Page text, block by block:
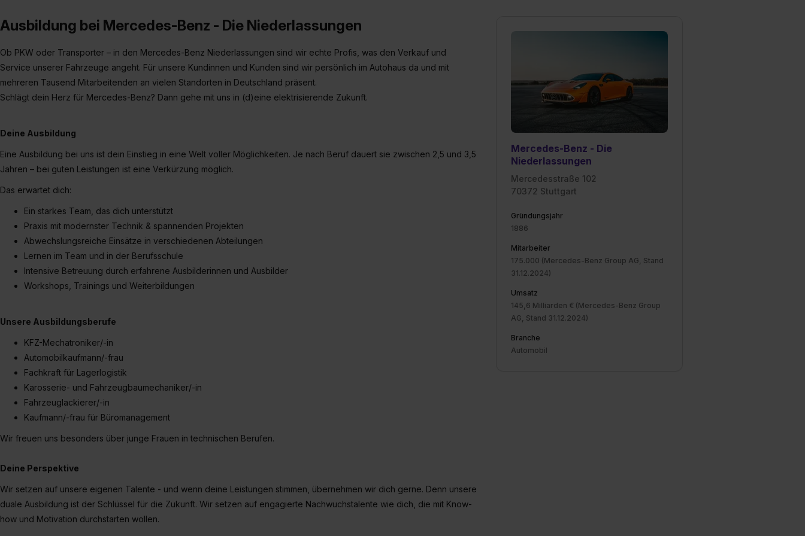
Mercedes-Benz - Die
Niederlassungen
Mercedesstraße 102
70372 Stuttgart
Gründungsjahr
1886
Mitarbeiter
175.000 (Mercedes-Benz Group AG, Stand
31.12.2024)
Umsatz
145,6 Milliarden € (Mercedes-Benz Group
AG, Stand 31.12.2024)
Branche
Automobil
Ausbildung bei Mercedes-Benz - Die Niederlassungen
Ob PKW oder Transporter – in den Mercedes-Benz Niederlassungen sind wir echte Profis, was den Verkauf und
Service unserer Fahrzeuge angeht. Für unsere Kundinnen und Kunden sind wir persönlich im Autohaus da und mit
mehreren Tausend Mitarbeitenden an vielen Standorten in Deutschland präsent.
Schlägt dein Herz für Mercedes-Benz? Dann gehe mit uns in (d)eine elektrisierende Zukunft.
Deine Ausbildung
Eine Ausbildung bei uns ist dein Einstieg in eine Welt voller Möglichkeiten. Je nach Beruf dauert sie zwischen 2,5 und 3,5
Jahren – bei guten Leistungen ist eine Verkürzung möglich.
Das erwartet dich:
Ein starkes Team, das dich unterstützt
Praxis mit modernster Technik & spannenden Projekten
Abwechslungsreiche Einsätze in verschiedenen Abteilungen
Lernen im Team und in der Berufsschule
Intensive Betreuung durch erfahrene Ausbilderinnen und Ausbilder
Workshops, Trainings und Weiterbildungen
Unsere Ausbildungsberufe
KFZ-Mechatroniker/-in
Automobilkaufmann/-frau
Fachkraft für Lagerlogistik
Karosserie- und Fahrzeugbaumechaniker/-in
Fahrzeuglackierer/-in
Kaufmann/-frau für Büromanagement
Wir freuen uns besonders über junge Frauen in technischen Berufen.
Deine Perspektive
Wir setzen auf unsere eigenen Talente - und wenn deine Leistungen stimmen, übernehmen wir dich gerne. Denn unsere
duale Ausbildung ist der Schlüssel für die Zukunft. Wir setzen auf engagierte Nachwuchstalente wie dich, die mit Know-
how und Motivation durchstarten wollen.